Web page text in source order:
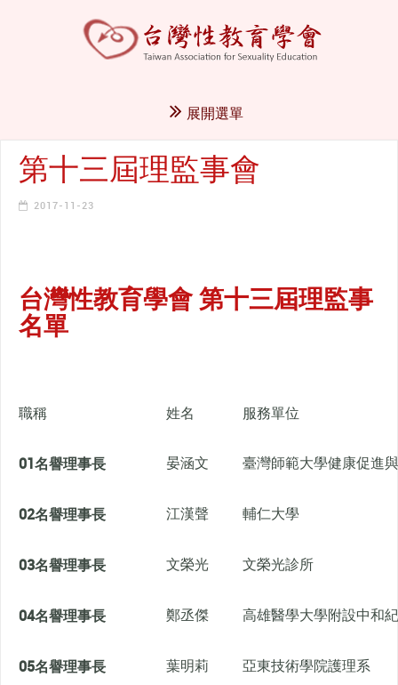
展開選單
第十三屆理監事會
2017-11-23
台灣性教育學會 第十三屆理監事
名單
職稱 姓名 服務單位
01名譽理事長 晏涵文 臺灣師範大學健康促進
02名譽理事長 江漢聲 輔仁大學
03名譽理事長 文榮光 文榮光診所
04名譽理事長 鄭丞傑 高雄醫學大學附設中和
05名譽理事長 葉明莉 亞東技術學院護理系